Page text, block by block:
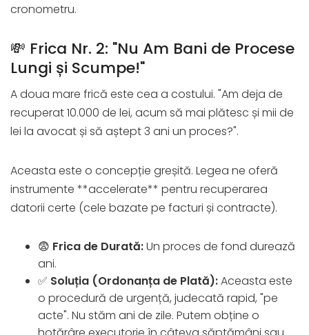
cronometru.
💸 Frica Nr. 2: "Nu Am Bani de Procese
Lungi și Scumpe!"
A doua mare frică este cea a costului. "Am deja de
recuperat 10.000 de lei, acum să mai plătesc și mii de
lei la avocat și să aștept 3 ani un proces?".
Aceasta este o concepție greșită. Legea ne oferă
instrumente **accelerate** pentru recuperarea
datorii certe (cele bazate pe facturi și contracte).
😨 Frica de Durată:Un proces de fond durează
ani.
✅ Soluția (Ordonanța de Plată):Aceasta este
o procedură de urgență, judecată rapid, "pe
acte". Nu stăm ani de zile. Putem obține o